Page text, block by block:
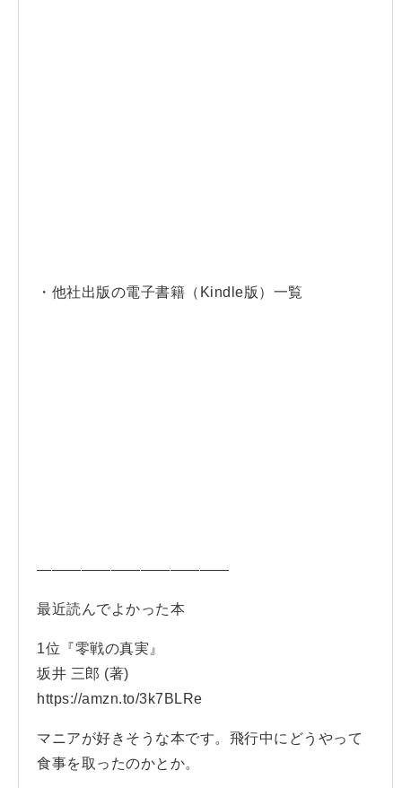
・他社出版の電子書籍（Kindle版）一覧
—————————————
最近読んでよかった本
1位『零戦の真実』
坂井 三郎 (著)
https://amzn.to/3k7BLRe
マニアが好きそうな本です。飛行中にどうやって
食事を取ったのかとか。